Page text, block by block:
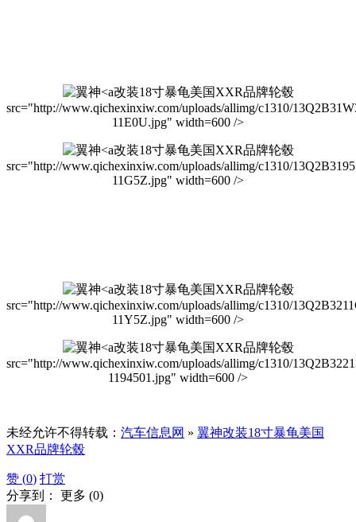
改装18寸暴龟美国XXR品牌轮毂
src="http://www.qichexinxiw.com/uploads/allimg/c1310/
11E0U.jpg" width=600 />
改装18寸暴龟美国XXR品牌轮毂
src="http://www.qichexinxiw.com/uploads/allimg/c1310/
11G5Z.jpg" width=600 />
改装18寸暴龟美国XXR品牌轮毂
src="http://www.qichexinxiw.com/uploads/allimg/c1310/
11Y5Z.jpg" width=600 />
改装18寸暴龟美国XXR品牌轮毂
src="http://www.qichexinxiw.com/uploads/allimg/c1310/
1194501.jpg" width=600 />
未经允许不得转载： 汽车信息网 » 翼神改装18寸暴龟美国
XXR品牌轮毂
赞 (0) 打赏
分享到： 更多 (0)